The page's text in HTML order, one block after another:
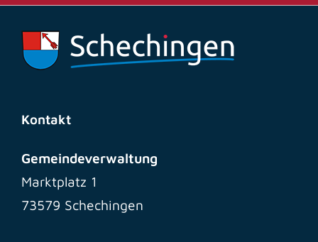
Kontakt
Gemeindeverwaltung
Marktplatz 1
73579 Schechingen